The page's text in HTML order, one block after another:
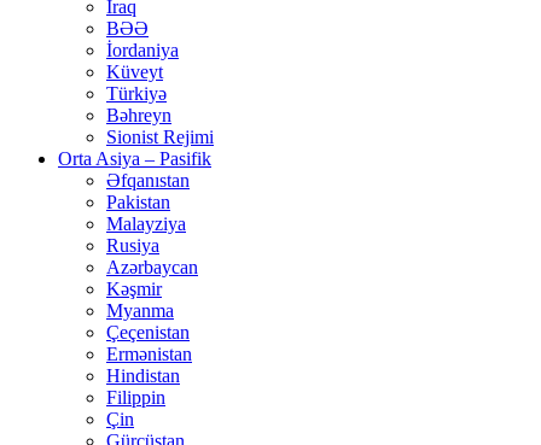
İraq
BƏƏ
İordaniya
Küveyt
Türkiyə
Bəhreyn
Sionist Rejimi
Orta Asiya – Pasifik
Əfqanıstan
Pakistan
Malayziya
Rusiya
Azərbaycan
Kəşmir
Myanma
Çeçenistan
Ermənistan
Hindistan
Filippin
Çin
Gürcüstan